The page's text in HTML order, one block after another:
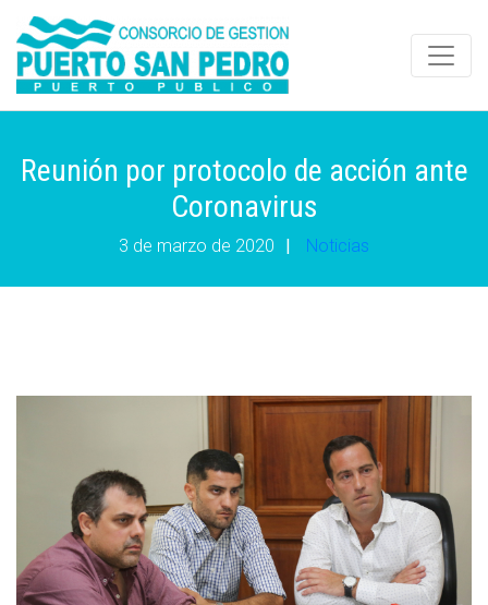
Reunión por protocolo de acción ante
Coronavirus
3 de marzo de 2020 | Noticias